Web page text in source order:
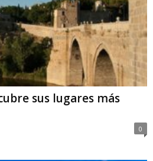
sus lugares más
0